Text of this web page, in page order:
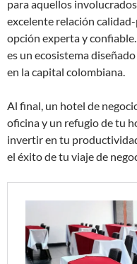
para aquellos
excelente relación
opción experta y
es un ecosistema
en la capital colombiana.
Al final, un hotel de
oficina y un refugio de tu
invertir en tu
el éxito de tu viaje de